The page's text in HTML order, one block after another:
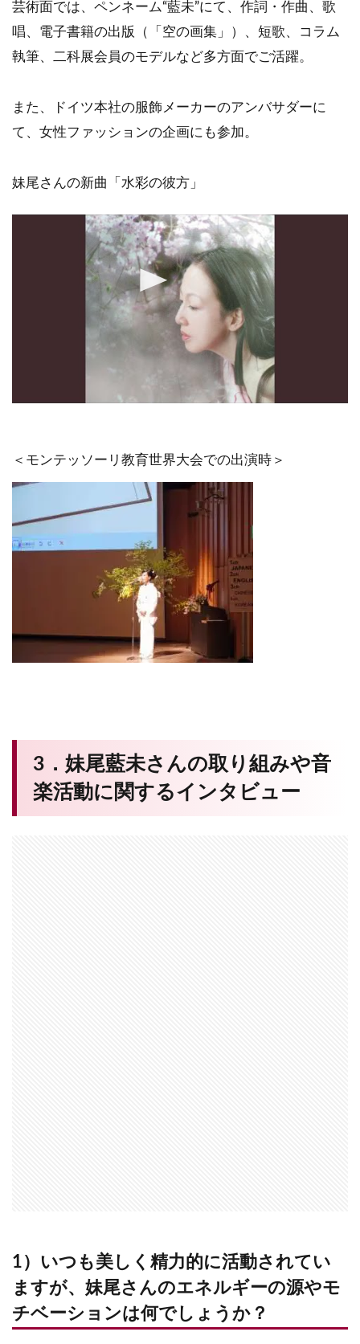
芸術面では、ペンネーム“藍未”にて、作詞・作曲、歌
唱、電子書籍の出版（「空の画集」）、短歌、コラム
執筆、二科展会員のモデルなど多方面でご活躍。
また、ドイツ本社の服飾メーカーのアンバサダーに
て、女性ファッションの企画にも参加。
妹尾さんの新曲「水彩の彼方」
＜モンテッソーリ教育世界大会での出演時＞
3．妹尾藍未さんの取り組みや音
楽活動に関するインタビュー
1）いつも美しく精力的に活動されてい
ますが、妹尾さんのエネルギーの源やモ
チベーションは何でしょうか？